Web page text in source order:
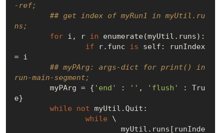
-ref;
## get index of myRun1 in myUtil.ru
ns;
for i, r in enumerate(myUtil.runs):
if r.func is self: runIndex
= i
## myPArg: args-dict for print() in
run-main-segment;
	myPArg = {
'end' : '' , 'flush' : Tru
e}
while
not myUtil.Quit:
while \